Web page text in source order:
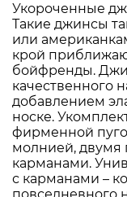
Укороченные
Такие джинсы
или
крой
бойфренды.
качественного
добавлением
носке.
фирменной
молнией,
карманами.
с карманами –